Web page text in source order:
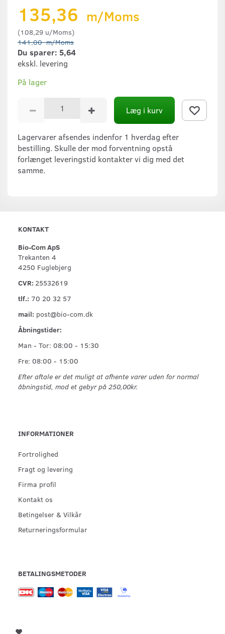
135,36 m/Moms
(108,29 u/Moms)
141,00m/Moms
Du sparer: 5,64
ekskl. levering
På lager
Læg i kurv
Lagervarer afsendes indenfor 1 hverdag efter
bestilling. Skulle der mod forventning opstå
forlænget leveringstid kontakter vi dig med det
samme.
KONTAKT
Bio-Com ApS
Trekanten 4
4250 Fuglebjerg
CVR: 25532619
tlf.: 70 20 32 57
mail: post@bio-com.dk
Åbningstider:
Man - Tor: 08:00 - 15:30
Fre: 08:00 - 15:00
Efter aftale er det muligt at afhente varer uden for normal
åbningstid, mod et gebyr på 250,00kr.
INFORMATIONER
Fortrolighed
Fragt og levering
Firma profil
Kontakt os
Betingelser & Vilkår
Returneringsformular
BETALINGSMETODER